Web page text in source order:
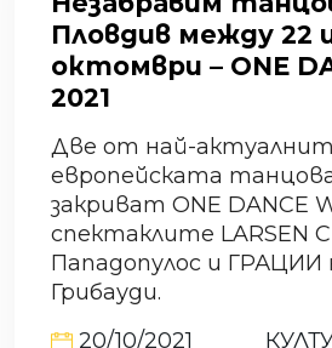
Пловдив между 22
октомври – ONE
2021
Две от най-
европейската
закриват ONE DANCE
спектаклите LARSEN
Пападопулос и ГРАЦИИ
Грибауди.
20/10/2021